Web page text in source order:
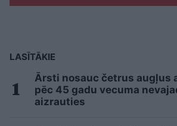
LASĪTĀKIE
Ārsti nosauc četrus augļus
pēc 45 gadu vecuma
aizrauties